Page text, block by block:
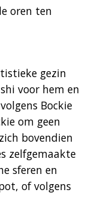
oren ten
gezin
voor hem en
Bockie
om geen
bovendien
zelfgemaakte
sferen en
of volgens